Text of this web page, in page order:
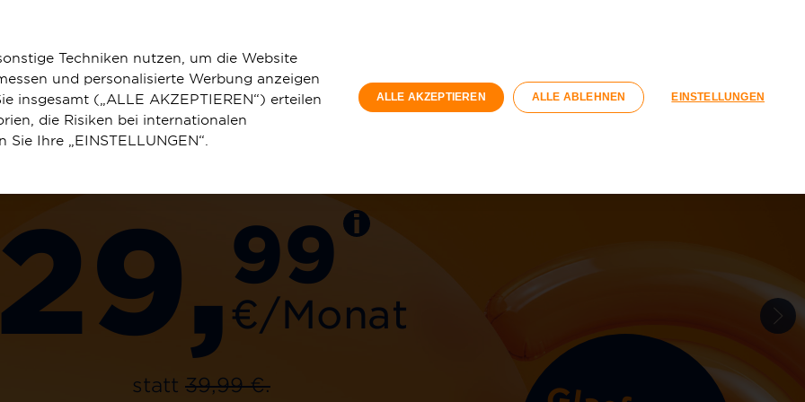
Registrieren
150 Mbit/s
29,99
€/Monat
statt 39,99 €.
Techniken nutzen, um die Website
und personalisierte Werbung anzeigen
insgesamt („ALLE AKZEPTIEREN“) erteilen
die Risiken bei internationalen
Ihre „EINSTELLUNGEN“.
ALLE AKZEPTIEREN ALLE ABLEHNEN EINSTELLUNGEN